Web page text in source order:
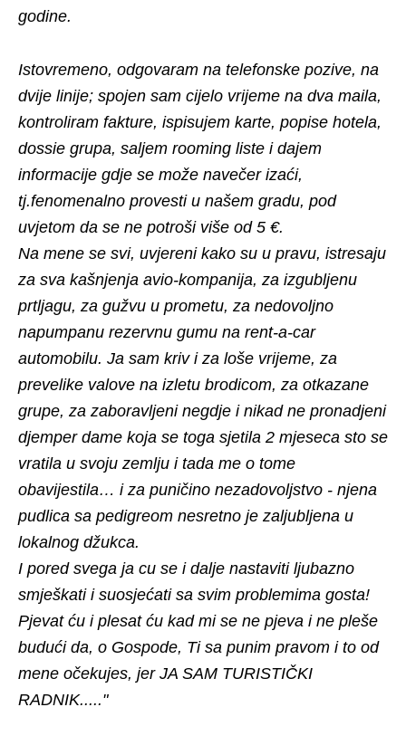
godine.
Istovremeno, odgovaram na telefonske pozive, na
dvije linije; spojen sam cijelo vrijeme na dva maila,
kontroliram fakture, ispisujem karte, popise hotela,
dossie grupa, saljem rooming liste i dajem
informacije gdje se može navečer izaći,
tj.fenomenalno provesti u našem gradu, pod
uvjetom da se ne potroši više od 5 €.
Na mene se svi, uvjereni kako su u pravu, istresaju
za sva kašnjenja avio-kompanija, za izgubljenu
prtljagu, za gužvu u prometu, za nedovoljno
napumpanu rezervnu gumu na rent-a-car
automobilu. Ja sam kriv i za loše vrijeme, za
prevelike valove na izletu brodicom, za otkazane
grupe, za zaboravljeni negdje i nikad ne pronadjeni
djemper dame koja se toga sjetila 2 mjeseca sto se
vratila u svoju zemlju i tada me o tome
obavijestila… i za puničino nezadovoljstvo - njena
pudlica sa pedigreom nesretno je zaljubljena u
lokalnog džukca.
I pored svega ja cu se i dalje nastaviti ljubazno
smješkati i suosjećati sa svim problemima gosta!
Pjevat ću i plesat ću kad mi se ne pjeva i ne pleše
budući da, o Gospode, Ti sa punim pravom i to od
mene očekujes, jer JA SAM TURISTIČKI
RADNIK....."